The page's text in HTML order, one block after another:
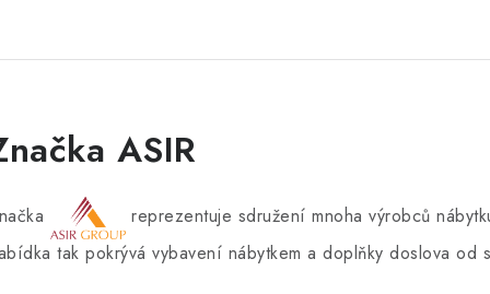
ASIR
reprezentuje sdružení mnoha výrobců
tak pokrývá vybavení nábytkem a doplňky doslova od